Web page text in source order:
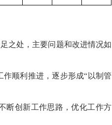
之处，主要问题和改进情况如
顺利推进，逐步形成“以制管
断创新工作思路，优化工作方